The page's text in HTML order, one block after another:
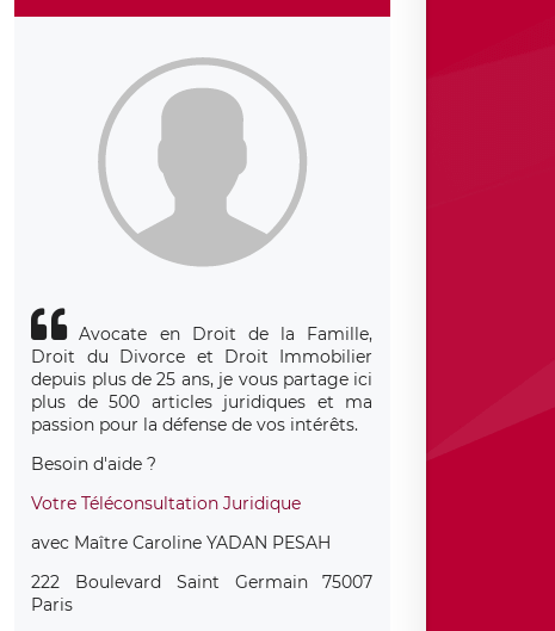
Avocate en Droit de la Famille,
Droit du Divorce et Droit Immobilier
depuis plus de 25 ans, je vous partage ici
plus de 500 articles juridiques et ma
passion pour la défense de vos intérêts.
Besoin d'aide ?
Votre Téléconsultation Juridique
avec Maître Caroline YADAN PESAH
222 Boulevard Saint Germain 75007
Paris